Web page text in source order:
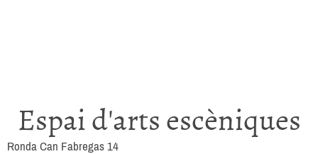
Espai d'arts escèniques
Ronda Can Fabregas 14